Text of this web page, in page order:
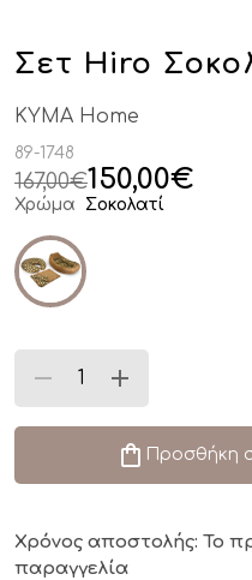
Σετ Hiro
KYMA Home
89-1748
167,00€150,00€
Χρώμα Σοκολατί
Προσθήκη
Χρόνος αποστολής: Το
παραγγελία